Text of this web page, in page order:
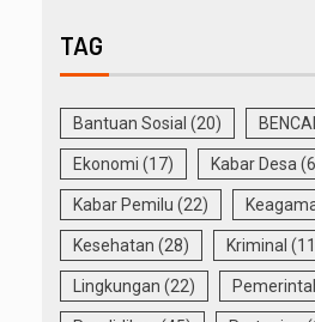
TAG
Bantuan Sosial (20)
Ekonomi (17) Kabar Desa
Kabar Pemilu (22)
Kesehatan (28) Kriminal
Lingkungan (22)